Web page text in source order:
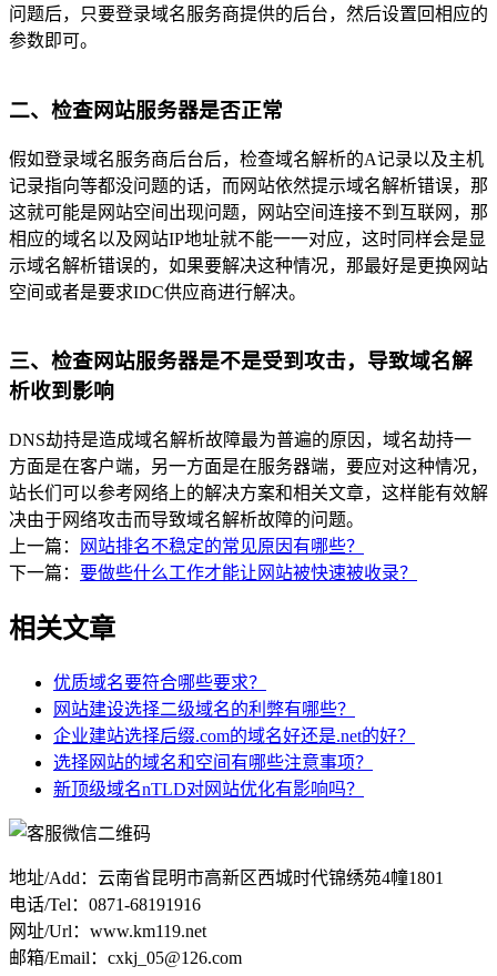
问题后，只要登录域名服务商提供的后台，然后设置回相应的
参数即可。
二、检查网站服务器是否正常
假如登录域名服务商后台后，检查域名解析的A记录以及主机
记录指向等都没问题的话，而网站依然提示域名解析错误，那
这就可能是网站空间出现问题，网站空间连接不到互联网，那
相应的域名以及网站IP地址就不能一一对应，这时同样会是显
示域名解析错误的，如果要解决这种情况，那最好是更换网站
空间或者是要求IDC供应商进行解决。
三、检查网站服务器是不是受到攻击，导致域名解
析收到影响
DNS劫持是造成域名解析故障最为普遍的原因，域名劫持一
方面是在客户端，另一方面是在服务器端，要应对这种情况，
站长们可以参考网络上的解决方案和相关文章，这样能有效解
决由于网络攻击而导致域名解析故障的问题。
上一篇：
网站排名不稳定的常见原因有哪些？
下一篇： 要做些什么工作才能让网站被快速被收录？
相关文章
优质域名要符合哪些要求？
网站建设选择二级域名的利弊有哪些？
企业建站选择后缀.com的域名好还是.net的好？
选择网站的域名和空间有哪些注意事项？
新顶级域名nTLD对网站优化有影响吗？
地址/Add：云南省昆明市高新区西城时代锦绣苑4幢1801
电话/Tel：0871-68191916
网址/Url：www.km119.net
邮箱/Email：cxkj_05@126.com